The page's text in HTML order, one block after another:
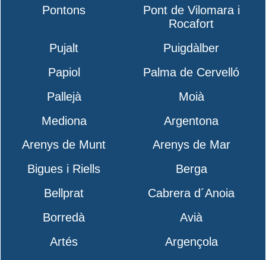
Pontons
Pont de Vilomara i
Rocafort
Pujalt
Puigdàlber
Papiol
Palma de Cervelló
Pallejà
Moià
Mediona
Argentona
Arenys de Munt
Arenys de Mar
Bigues i Riells
Berga
Bellprat
Cabrera d´Anoia
Borredà
Avià
Artés
Argençola